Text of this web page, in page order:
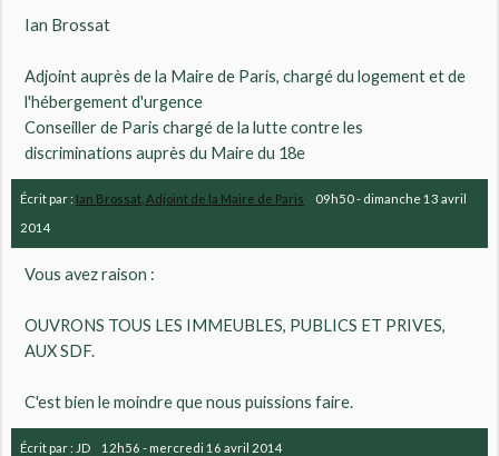
Ian Brossat
Adjoint auprès de la Maire de Paris, chargé du logement et de
l'hébergement d'urgence
Conseiller de Paris chargé de la lutte contre les
discriminations auprès du Maire du 18e
Écrit par : Ian Brossat, Adjoint de la Maire de Paris 09h50- dimanche 13 avril
2014
Vous avez raison :
OUVRONS TOUS LES IMMEUBLES, PUBLICS ET PRIVES,
AUX SDF.
C'est bien le moindre que nous puissions faire.
Écrit par : JD 12h56 - mercredi 16 avril 2014